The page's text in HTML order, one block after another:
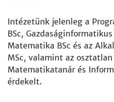
Intézetünk jelenleg a
BSc, Gazdaságinformatikus
Matematika BSc és az
MSc, valamint az
Matematikatanár és
érdekelt.